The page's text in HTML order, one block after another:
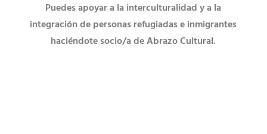
Puedes apoyar a la interculturalidad y a la
integración de personas refugiadas e inmigrantes
haciéndote socio/a de Abrazo Cultural.